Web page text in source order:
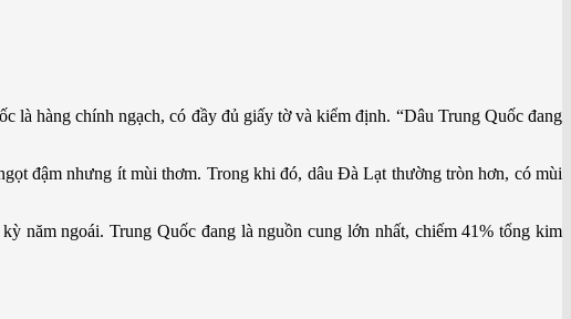
hàng chính ngạch, có đầy đủ giấy tờ và kiểm định. “Dâu Trung Quốc đang
đậm nhưng ít mùi thơm. Trong khi đó, dâu Đà Lạt thường tròn hơn, có mùi
năm ngoái. Trung Quốc đang là nguồn cung lớn nhất, chiếm 41% tổng kim